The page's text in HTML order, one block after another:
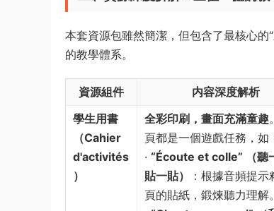
本套資源包雖然簡潔，但包含了最核心
的教學體系。
資源組件 内容深度解析
學生用書
（Cahier
d'activités
）​
全彩印刷，畫面充滿童趣
頁都是一個遊戲任務，如
· ​ ​“Écoute et colle” （聽
貼一貼）​
：根據音頻提示
頁的貼紙，鍛煉聽力理解。